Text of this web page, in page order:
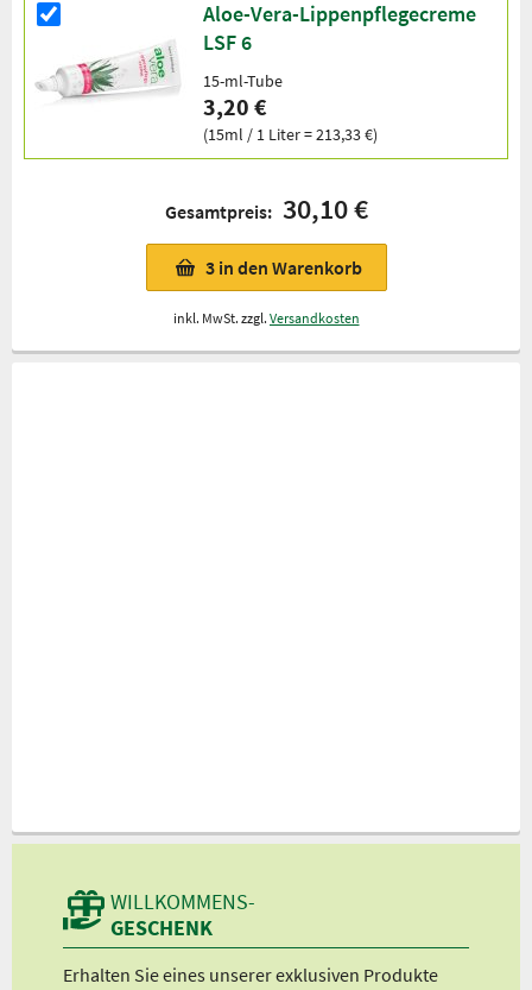
Aloe-Vera-Lippenpflegecreme
LSF 6
15-ml-Tube
3,20 €
(15ml / 1 Liter = 213,33 €)
Gesamtpreis: 30,10 €
3 in den Warenkorb
inkl. MwSt. zzgl. Versandkosten
WILLKOMMENS-
GESCHENK
Erhalten Sie eines unserer exklusiven Produkte